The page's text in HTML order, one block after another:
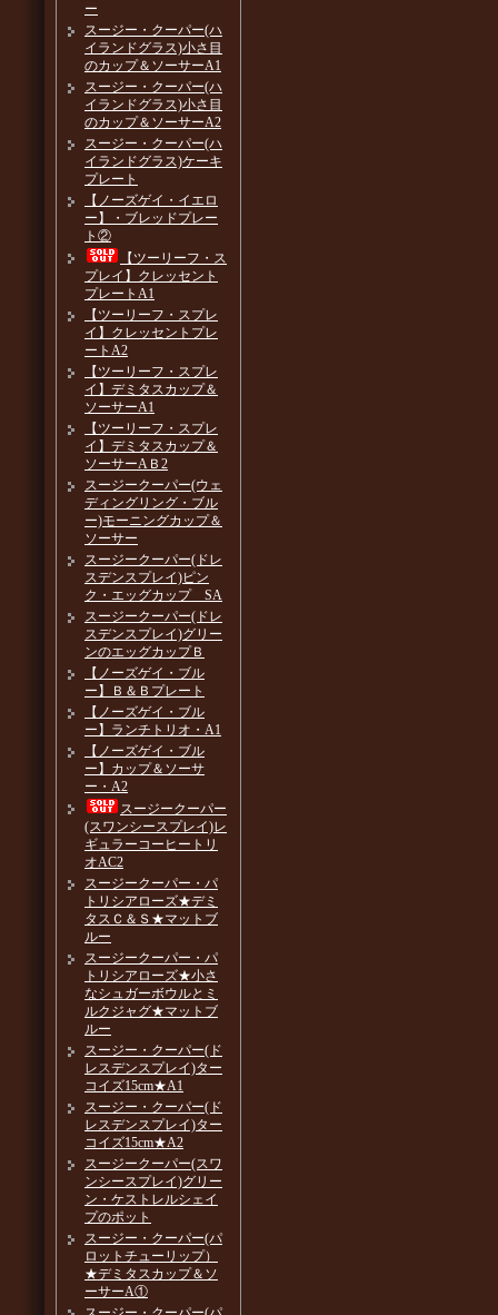
ー
スージー・クーパー(ハ
イランドグラス)小さ目
のカップ＆ソーサーA1
スージー・クーパー(ハ
イランドグラス)小さ目
のカップ＆ソーサーA2
スージー・クーパー(ハ
イランドグラス)ケーキ
プレート
【ノーズゲイ・イエロ
ー】・ブレッドプレー
ト②
【ツーリーフ・ス
プレイ】クレッセント
プレートA1
【ツーリーフ・スプレ
イ】クレッセントプレ
ートA2
【ツーリーフ・スプレ
イ】デミタスカップ＆
ソーサーA1
【ツーリーフ・スプレ
イ】デミタスカップ＆
ソーサーAＢ2
スージークーパー(ウェ
ディングリング・ブル
ー)モーニングカップ＆
ソーサー
スージークーパー(ドレ
スデンスプレイ)ピン
ク・エッグカップ SA
スージークーパー(ドレ
スデンスプレイ)グリー
ンのエッグカップＢ
【ノーズゲイ・ブル
ー】Ｂ＆Ｂプレート
【ノーズゲイ・ブル
ー】ランチトリオ・A1
【ノーズゲイ・ブル
ー】カップ＆ソーサ
ー・A2
スージークーパー
(スワンシースプレイ)レ
ギュラーコーヒートリ
オAC2
スージークーパー・パ
トリシアローズ★デミ
タスＣ＆Ｓ★マットブ
ルー
スージークーパー・パ
トリシアローズ★小さ
なシュガーボウルとミ
ルクジャグ★マットブ
ルー
スージー・クーパー(ド
レスデンスプレイ)ター
コイズ15cm★A1
スージー・クーパー(ド
レスデンスプレイ)ター
コイズ15cm★A2
スージークーパー(スワ
ンシースプレイ)グリー
ン・ケストレルシェイ
プのポット
スージー・クーパー(パ
ロットチューリップ）
★デミタスカップ＆ソ
ーサーA①